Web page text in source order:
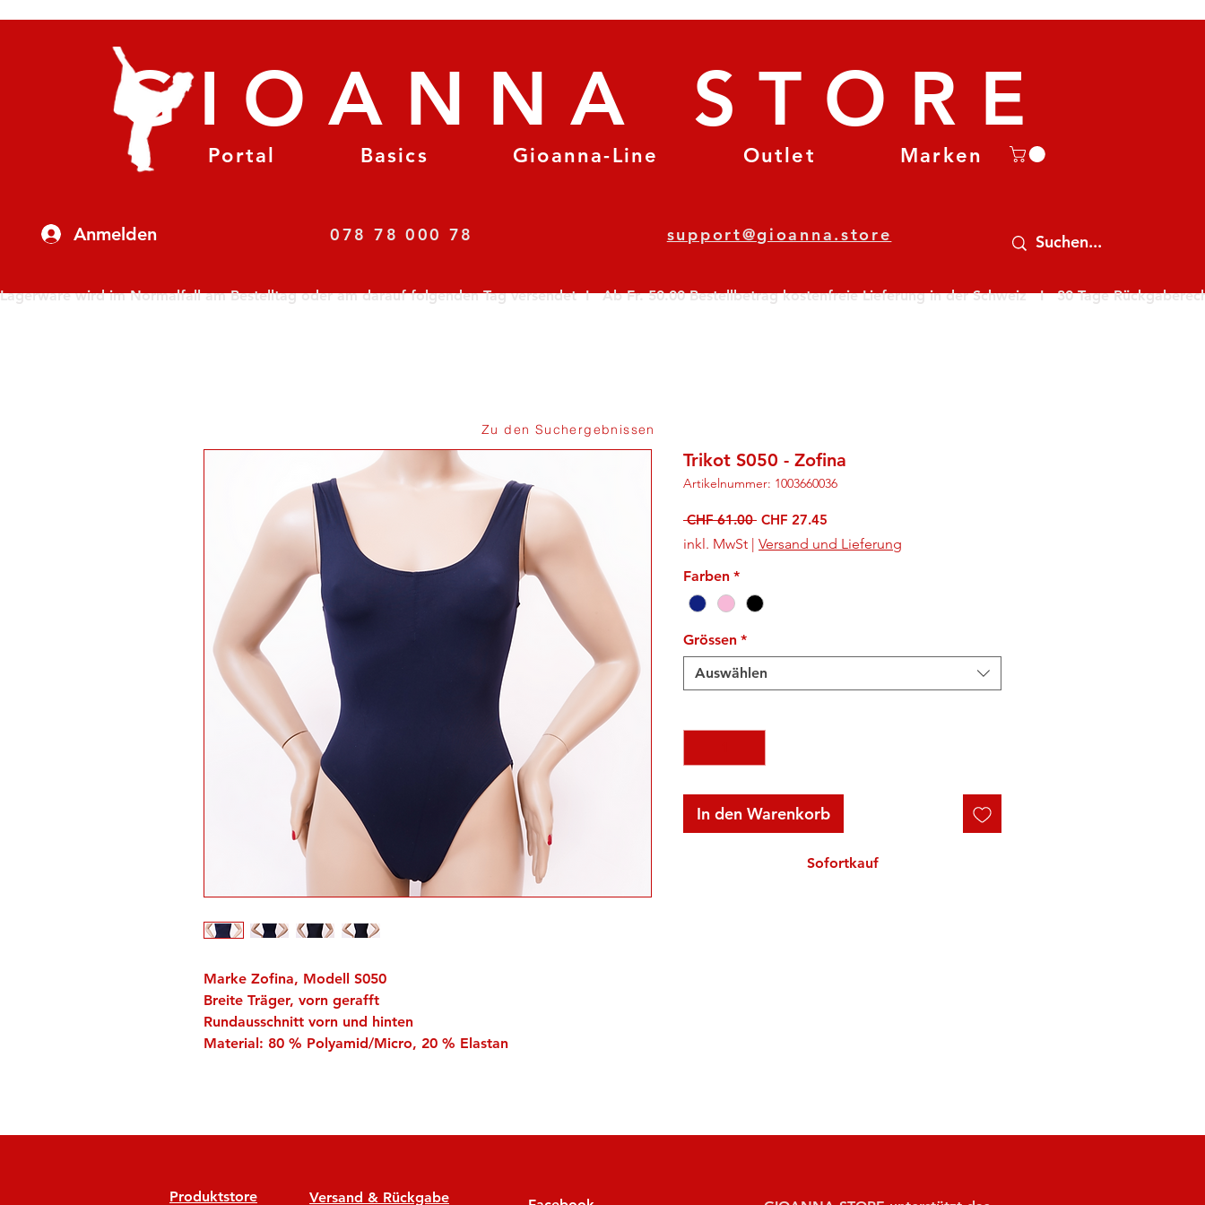
Anmelden
Portal Basics Gioanna-Line Outlet Marken
GIOANNA STORE
078 78 000 78 support@gioanna.store
Lagerware wird im Normalfall am Bestelltag oder am darauf folgenden Tag versendet  I   Ab Fr. 50.00 Bestellbetrag kostenfreie Lieferung in der Schweiz   I   30 Tage
Marke Zofina, Modell S050
Breite Träger, vorn gerafft
Rundausschnitt vorn und hinten
Material: 80 % Polyamid/Micro, 20 % Elastan
Trikot S050 - Zofina
Artikelnummer: 1003660036
CHF 61.00 Standardpreis
CHF 27.45
Preis
inkl. MwSt | Versand und Lieferung
Farben *
Grössen *
Auswählen
In den Warenkorb
Sofortkauf
Zu den Suchergebnissen
Produktstore Versand & Rückgabe